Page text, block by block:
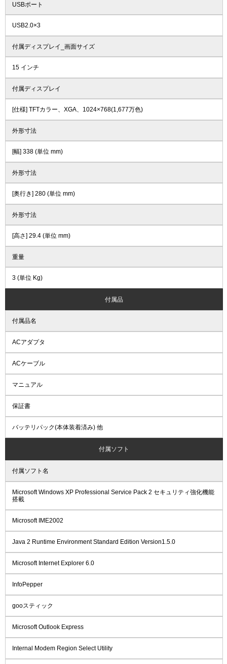
USBポート
USB2.0×3
付属ディスプレイ_画面サイズ
15 インチ
付属ディスプレイ
[仕様] TFTカラー、XGA、1024×768(1,677万色)
外形寸法
[幅] 338 (単位 mm)
外形寸法
[奥行き] 280 (単位 mm)
外形寸法
[高さ] 29.4 (単位 mm)
重量
3 (単位 Kg)
付属品
付属品名
ACアダプタ
ACケーブル
マニュアル
保証書
バッテリパック(本体装着済み) 他
付属ソフト
付属ソフト名
Microsoft Windows XP Professional Service Pack 2 セキュリティ強化機能
搭載
Microsoft IME2002
Java 2 Runtime Environment Standard Edition Version1.5.0
Microsoft Internet Explorer 6.0
InfoPepper
gooスティック
Microsoft Outlook Express
Internal Modem Region Select Utility